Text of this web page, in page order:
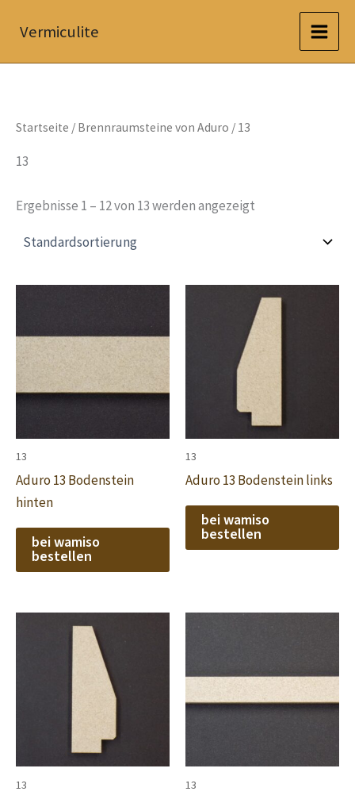
InhaltVermiculite
Startseite / Brennraumsteine von Aduro / 13
13
Ergebnisse 1 – 12 von 13 werden angezeigt
13
Aduro 13 Bodenstein
hinten
bei wamiso
bestellen
13
Aduro 13 Bodenstein links
bei wamiso
bestellen
13 13